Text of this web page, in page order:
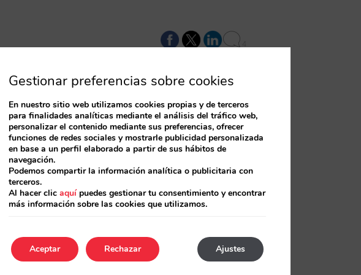
anuncios por mi marca
sencillo… (si previamente tienes registrado el
inquiry/aw_tmcomplaint?hl=es
en nombre de la persona dueña de la
marca. Asegúrate de que el nombre de…
Gestionar preferencias sobre cookies
En nuestro sitio web utilizamos cookies propias y de terceros
para finalidades analíticas mediante el análisis del tráfico web,
personalizar el contenido mediante sus preferencias, ofrecer
funciones de redes sociales y mostrarle publicidad personalizada
en base a un perfil elaborado a partir de sus hábitos de
navegación.
Podemos compartir la información analítica o publicitaria con
terceros.
Al hacer clic aquípuedes gestionar tu consentimiento y encontrar
más información sobre las cookies que utilizamos.
Aceptar Ajustes
Rechazar